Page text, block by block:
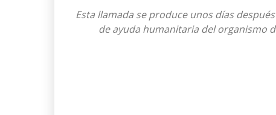
Esta llamada se produce unos días
de ayuda humanitaria del organismo